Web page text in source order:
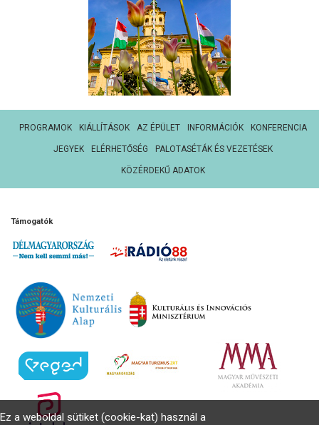
PROGRAMOK KIÁLLÍTÁSOK AZ ÉPÜLET INFORMÁCIÓK KONFERENCIA
JEGYEK ELÉRHETŐSÉG PALOTASÉTÁK ÉS VEZETÉSEK
KÖZÉRDEKŰ ADATOK
Támogatók
Ez a weboldal sütiket (cookie-kat) használ a